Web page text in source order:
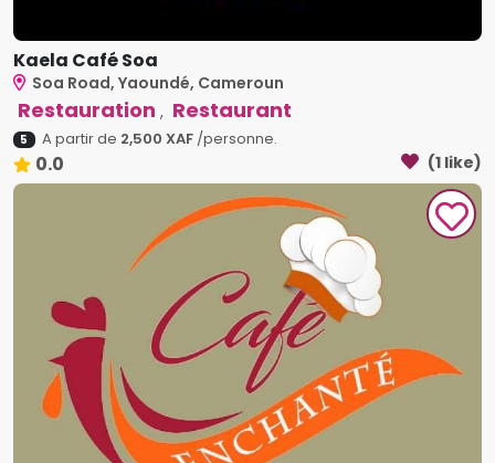
Kaela Café Soa
Soa Road, Yaoundé, Cameroun
Restauration , Restaurant
5 A partir de 2,500 XAF/personne.
0.0 (1 like)